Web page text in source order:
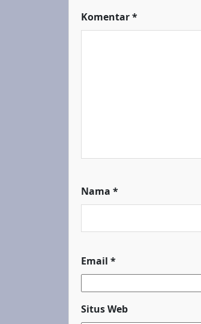
Komentar*
Nama *
Email *
Situs Web